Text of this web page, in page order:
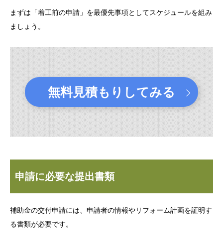
まずは「着工前の申請」を最優先事項としてスケジュールを組み
ましょう。
無料見積もりしてみる
申請に必要な提出書類
補助金の交付申請には、申請者の情報やリフォーム計画を証明す
る書類が必要です。